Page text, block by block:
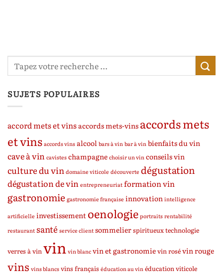
SUJETS POPULAIRES
accord mets et vinsaccords mets-vins accords mets
et vinsaccords vinsalcool bars à vin bar à vin bienfaits du vin
cave à vin cavisteschampagnechoisir un vin conseils vin
culture du vin domaine viticole découverte dégustation
dégustation de vin entrepreneuriatformation vin
gastronomie gastronomie française innovation intelligence
artificielle investissement oenologieportraitsrentabilité
restaurantsanté service clientsommelierspiritueuxtechnologie
verres à vin vinvin blancvin et gastronomievin rosévin rouge
vins vins blancsvins françaiséducation au vin éducation viticole